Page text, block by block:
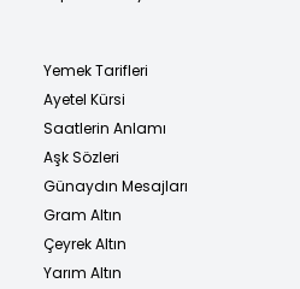
Yemek Tarifleri
Ayetel Kürsi
Saatlerin Anlamı
Aşk Sözleri
Günaydın Mesajları
Gram Altın
Çeyrek Altın
Yarım Altın